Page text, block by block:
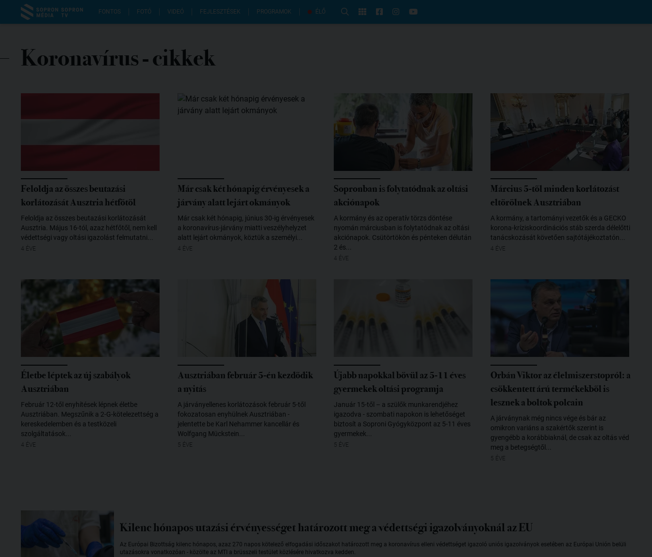
FONTOS FOTÓ VIDEÓ FEJLESZTÉSEK PROGRAMOK ÉLŐ
Koronavírus- cikkek
Feloldja az összes beutazási
korlátozását Ausztria hétfőtől
Feloldja az összes beutazási korlátozását
Ausztria. Május 16-tól, azaz hétfőtől, nem kell
védettségi vagy oltási igazolást felmutatni...
4 ÉVE
Már csak két hónapig érvényesek a
járvány alatt lejárt okmányok
Már csak két hónapig, június 30-ig érvényesek
a koronavírus-járvány miatti veszélyhelyzet
alatt lejárt okmányok, köztük a személyi...
4 ÉVE
Sopronban is folytatódnak az oltási
akciónapok
A kormány és az operatív törzs döntése
nyomán márciusban is folytatódnak az oltási
akciónapok. Csütörtökön és pénteken délután
2 és...
4 ÉVE
Március 5-től minden korlátozást
eltörölnek Ausztriában
A kormány, a tartományi vezetők és a GECKO
korona-kríziskoordinációs stáb szerda délelőtti
tanácskozását követően sajtótájékoztatón...
4 ÉVE
Életbe léptek az új szabályok
Ausztriában
Február 12-től enyhítések lépnek életbe
Ausztriában. Megszűnik a 2-G-kötelezettség a
kereskedelemben és a testközeli
szolgáltatások...
4 ÉVE
Ausztriában február 5-én kezdődik
a nyitás
A járványellenes korlátozások február 5-től
fokozatosan enyhülnek Ausztriában -
jelentette be Karl Nehammer kancellár és
Wolfgang Mückstein...
5 ÉVE
Újabb napokkal bővül az 5-11 éves
gyermekek oltási programja
Január 15-től – a szülők munkarendjéhez
igazodva - szombati napokon is lehetőséget
biztosít a Soproni Gyógyközpont az 5-11 éves
gyermekek...
5 ÉVE
Orbán Viktor az élelmiszerstopról: a
csökkentett árú termékekből is
lesznek a boltok polcain
A járványnak még nincs vége és bár az
omikron variáns a szakértők szerint is
gyengébb a korábbiaknál, de csak az oltás véd
meg a betegségtől...
5 ÉVE
Kilenc hónapos utazási érvényességet határozott meg a védettségi igazolványoknál az EU
Az Európai Bizottság kilenc hónapos, azaz 270 napos kötelező elfogadási időszakot határozott meg a koronavírus elleni védettséget igazoló uniós igazolványok esetében az Európai Unión belüli
utazásokra vonatkozóan - közölte az MTI a brüsszeli testület közlésére hivatkozva kedden.